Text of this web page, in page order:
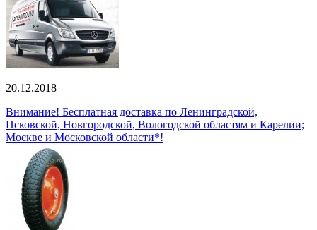
20.12.2018
Внимание! Бесплатная доставка по Ленинградской,
Псковской, Новгородской, Вологодской областям и Карелии;
Москве и Московской области*!